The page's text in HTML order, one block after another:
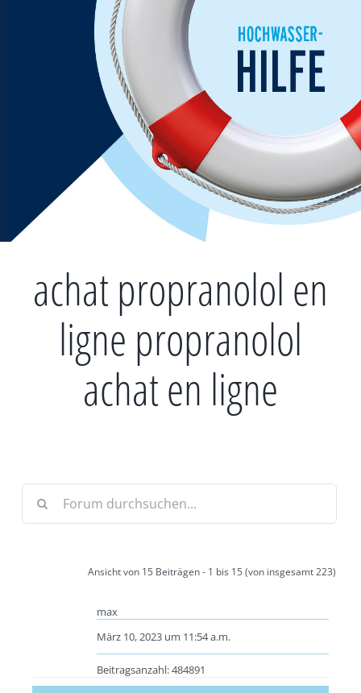
achat propranolol en
ligne propranolol
achat en ligne
Ansicht von 15 Beiträgen - 1 bis 15 (von insgesamt 223)
max
März 10, 2023 um 11:54 a.m.
Beitragsanzahl: 484891